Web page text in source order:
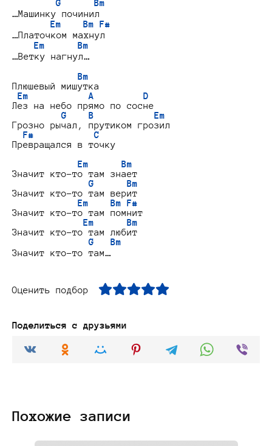
G      Bm
…Машинку починил
Em    Bm F#
…Платочком махнул
Em      Bm
…Ветку нагнул…
Bm
Плюшевый мишутка
Em           A         D
Лез на небо прямо по сосне
G    B           Em
Грозно рычал, прутиком грозил
F#           C
Превращался в точку
Em      Bm
Значит кто-то там знает
G      Bm
Значит кто-то там верит
Em    Bm F#
Значит кто-то там помнит
Em      Bm
Значит кто-то там любит
G   Bm
Оценить подбор
Поделиться с друзьями
Похожие записи